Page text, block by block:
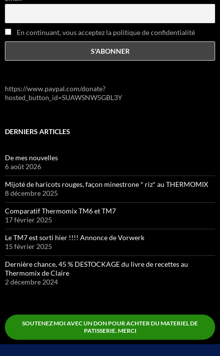
En continuant, vous acceptez la politique de confidentialité
https://www.paypal.com/donate?
hosted_button_id=SUAWSNW5GBL3Y
DERNIERS ARTICLES
De mes nouvelles
6 août 2026
Mijoté de haricots rouges, façon minestrone * riz* au THERMOMIX
8 décembre 2025
Comparatif Thermomix TM6 et TM7
17 février 2025
Le TM7 est sorti hier !!!! Annonce de Vorwerk
15 février 2025
Dernière chance, 45 % DESTOCKAGE du livre de recettes au
Thermomix de Claire
2 décembre 2024
SOUTENEZ MOI AVEC UN DON POUR ACHTER DU MATERIEL DE
PATISSERIE. MERCI